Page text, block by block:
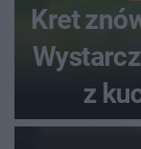
Kret
z